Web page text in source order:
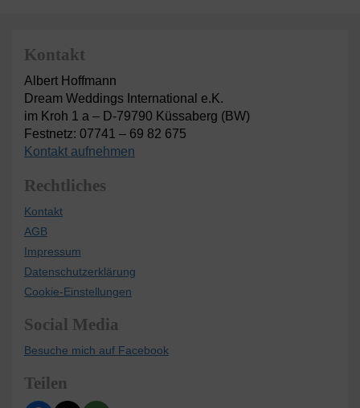
Kontakt
Albert Hoffmann
Dream Weddings International e.K.
im Kroh 1 a – D-79790 Küssaberg (BW)
Festnetz: 07741 – 69 82 675
Kontakt aufnehmen
Rechtliches
Kontakt
AGB
Impressum
Datenschutzerklärung
Cookie-Einstellungen
Social Media
Besuche mich auf Facebook
Teilen